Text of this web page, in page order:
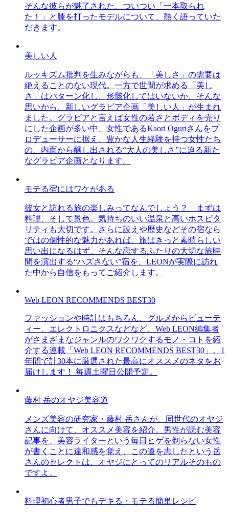
そんな彼らが魅了された、ついつい「一本取られ
た！」と膝を打ったモデルについて、熱く語っていた
だきます。
美しい人
ルッキズム批判を生みながらも、「美しさ」の需要は
絶えることのない現代。一方で世間が求める「美し
さ」はパターン化し、形骸化してはいないか、そんな
思いから、新しいグラビア企画「美しい人」が生まれ
ました。グラビアと言えば女性の若さとボディを売り
にした企画が多い中、女性であるKaori Oguriさんをプ
ロデューサーに据え、豊かな人生経験を持つ女性たち
の、内面から醸し出される“大人の美しさ”に迫る新た
なグラビア企画となります。
モテる宿にはワケがある
彼女と訪れる旅の楽しみってなんでしょう？ まずは
料理、そして景色。気持ちのいい温泉と高いホスピタ
リティも大切です。さらに設えや歴史などその宿なら
ではの個性的な魅力があれば、旅はきっと素晴らしい
思い出になるはず。そんな恋するふたりの大切な旅時
間を演出する“ハズさない”宿を、LEONが実際に訪れ
た中から自信をもってご紹介します。
Web LEON RECOMMENDS BEST30
ファッションや時計はもちろん、グルメからビューテ
ィー、エレクトロニクスなどなど、Web LEON編集者
がさまざまなジャンルのワクワクするモノ・コトを紹
介する連載「Web LEON RECOMMENDS BEST30」。1
年間で計30本に厳選された最高にオススメのネタをお
届けします！ 毎週土曜日公開予定。
藤村 岳のオヤジ美容道
メンズ美容の研究家・藤村 岳さんが、同世代のオヤジ
さんに向けて、オススメ美容を紹介。男性が読む美容
記事を、美容ライターという毎日ヒゲを剃らない女性
が書くことに違和感を覚え、この道を志したという岳
さんのセレクトは、オヤジにとってのリアルそのもの
ですよ。
料理初心者男子でもデキる・モテる簡単レシピ